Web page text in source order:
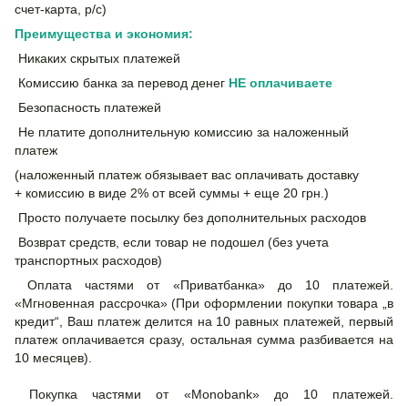
счет-карта, р/с)
Преимущества и экономия:
Никаких скрытых платежей
Комиссию банка за перевод денег НЕ оплачиваете
Безопасность платежей
Не платите дополнительную комиссию за наложенный
платеж
(наложенный платеж обязывает вас оплачивать доставку
+ комиссию в виде 2% от всей суммы + еще 20 грн.)
Просто получаете посылку без дополнительных расходов
Возврат средств, если товар не подошел (без учета
транспортных расходов)
Оплата частями от «Приватбанка» до 10 платежей.
«Мгновенная рассрочка» (При оформлении покупки товара „в
кредит“, Ваш платеж делится на 10 равных платежей, первый
платеж оплачивается сразу, остальная сумма разбивается на
10 месяцев).
Покупка частями от «Monobank» до 10 платежей.